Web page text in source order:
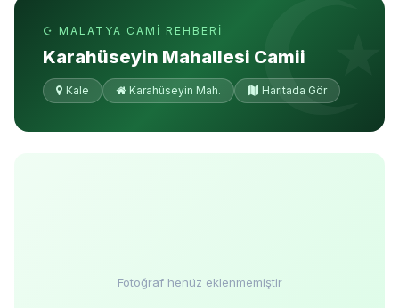
☪ MALATYA CAMI REHBERI
Karahüseyin Mahallesi Camii
Kale Karahüseyin Mah. Haritada Gör
Fotoğraf henüz eklenmemiştir